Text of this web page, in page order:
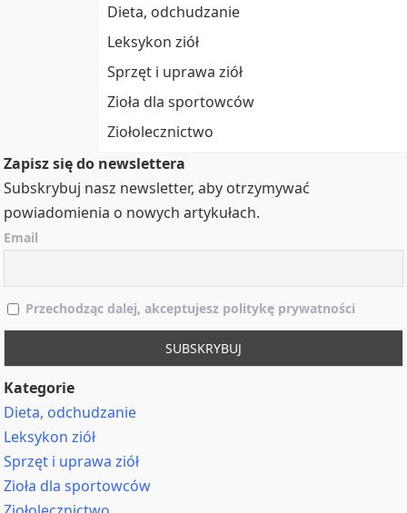
Dieta, odchudzanie
Leksykon ziół
Sprzęt i uprawa ziół
Zioła dla sportowców
Ziołolecznictwo
Zapisz się do newslettera
Subskrybuj nasz newsletter, aby otrzymywać
powiadomienia o nowych artykułach.
Email
Przechodząc dalej, akceptujesz politykę prywatności
Kategorie
Dieta, odchudzanie
Leksykon ziół
Sprzęt i uprawa ziół
Zioła dla sportowców